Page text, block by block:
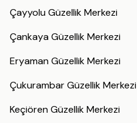
Çayyolu Güzellik Merkezi
Çankaya Güzellik Merkezi
Eryaman Güzellik Merkezi
Çukurambar Güzellik Merkezi
Keçiören Güzellik Merkezi